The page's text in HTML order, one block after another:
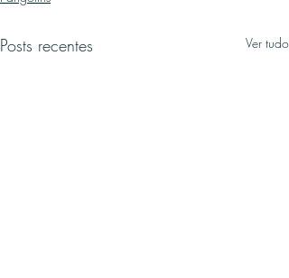
Posts recentes Ver tudo